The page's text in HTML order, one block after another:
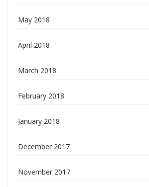
May 2018
April 2018
March 2018
February 2018
January 2018
December 2017
November 2017